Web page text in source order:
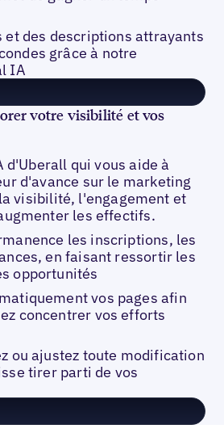
et des descriptions attrayants
grâce à notre
IA
votre visibilité et vos
qui vous aide à
d'avance sur le marketing
visibilité, l'engagement et
les effectifs.
les inscriptions, les
en faisant ressortir les
opportunités
vos pages afin
concentrer vos efforts
ou ajustez toute modification
tirer parti de vos